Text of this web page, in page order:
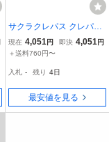
サクラクレパス クレパス
スペシャリスト 専門家用
25色セット ESP25
現在 4,051 円 即決 4,051 円
＋送料760円〜
入札 - 残り 4日
最安値を見る